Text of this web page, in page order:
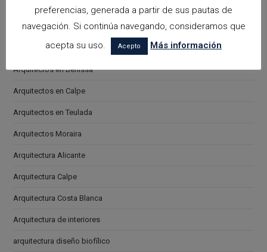
arquitectora espacios biofilicos
Arquitectos en Alicante
Arquitectos en Altea
Arquitectos en Benissa
Arquitectos en Calpe
Arquitectos en Teulada
Arquitectos Moraira
Arquitectura Alicante
Arquitectura Calpe
Arquitectura Costa Blanca
Arquitectura de interiores
arquitectura diseño biofílico
preferencias, generada a partir de sus pautas de
navegación. Si continúa navegando, consideramos que
acepta su uso.
Acepto Más información